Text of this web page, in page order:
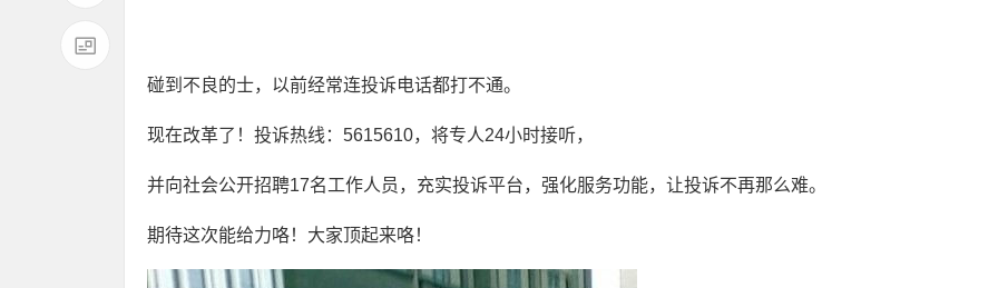
碰到不良的士，以前经常连投诉电话都打不通。
现在改革了！投诉热线：5615610，将专人24小时接听，
并向社会公开招聘17名工作人员，充实投诉平台，强化服务功能，让投诉不再那么难。
期待这次能给力咯！大家顶起来咯！